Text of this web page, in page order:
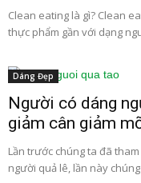
Clean eating là gì? Clean
thực phẩm gần với dạng
Dáng Đẹp
Người có dáng
giảm cân giảm
Lần trước chúng ta đã
người quả lê, lần này